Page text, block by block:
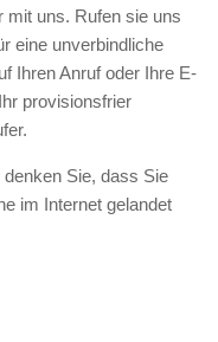
mit uns. Rufen sie uns
eine unverbindliche
Ihren Anruf oder Ihre E-
provisionsfrier
Sie, dass Sie
im Internet gelandet